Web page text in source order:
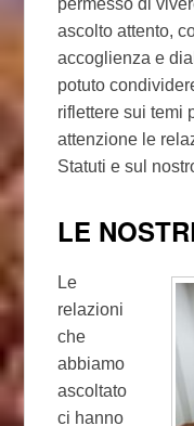
ascolto attento,
accoglienza e
potuto
riflettere sui temi
attenzione le
Statuti e sul
LE
Le
relazioni
che
abbiamo
ascoltato
ci hanno